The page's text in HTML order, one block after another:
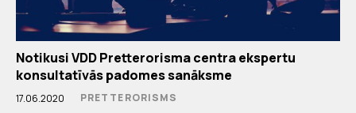
Notikusi VDD Pretterorisma centra ekspertu
konsultatīvās padomes sanāksme
17.06.2020 PRETTERORISMS